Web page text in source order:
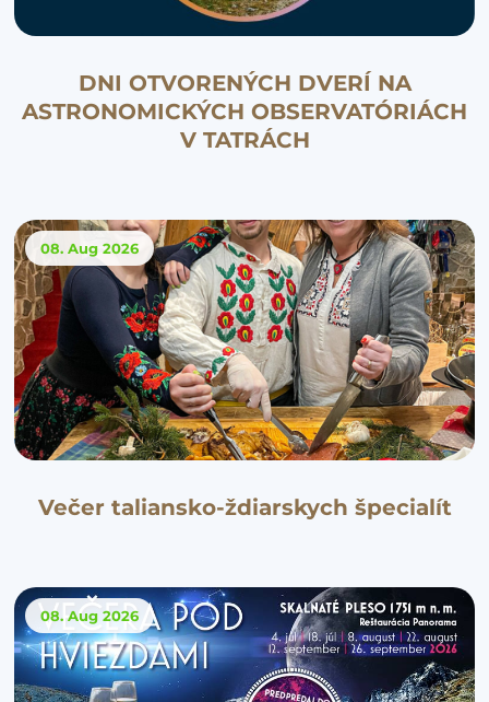
DNI OTVORENÝCH DVERÍ NA
ASTRONOMICKÝCH OBSERVATÓRIÁCH
V TATRÁCH
08. Aug 2026
Večer taliansko-ždiarskych špecialít
08. Aug 2026